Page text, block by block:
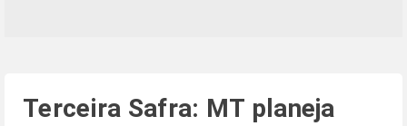
Terceira Safra: MT planeja